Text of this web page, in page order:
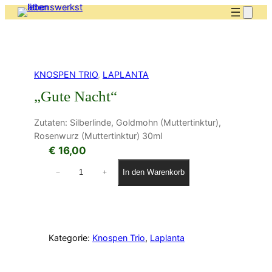
KNOSPEN TRIO, LAPLANTA
„Gute Nacht“
Zutaten: Silberlinde, Goldmohn (Muttertinktur),
Rosenwurz (Muttertinktur) 30ml
€ 16,00
G
a
− + In den Warenkorb
Kategorie: Knospen Trio, Laplanta